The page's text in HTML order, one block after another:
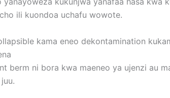
ili kuondoa uchafu wowote.
kama eneo dekontamination
berm ni bora kwa maeneo ya ujenzi au